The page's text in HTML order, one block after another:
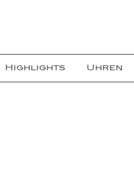
Highlights Uhren